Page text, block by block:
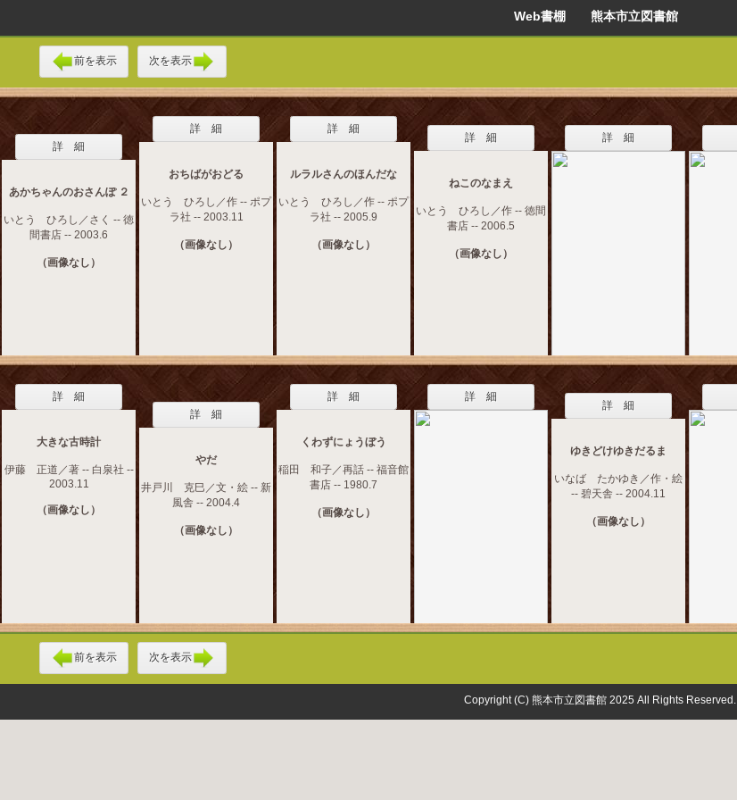
Web書棚 熊本市立図書館
前を表示 次を表示
詳 細
あかちゃんのおさんぽ ２
いとう ひろし／さく -- 徳
間書店 -- 2003.6
（画像なし）
詳 細
おちばがおどる
いとう ひろし／作 -- ポプ
ラ社 -- 2003.11
（画像なし）
詳 細
ルラルさんのほんだな
いとう ひろし／作 -- ポプ
ラ社 -- 2005.9
（画像なし）
詳 細
ねこのなまえ
いとう ひろし／作 -- 徳間
書店 -- 2006.5
（画像なし）
詳 細
詳 細
大きな古時計
伊藤 正道／著 -- 白泉社 --
2003.11
（画像なし）
詳 細
やだ
井戸川 克巳／文・絵 -- 新
風舎 -- 2004.4
（画像なし）
詳 細
くわずにょうぼう
稲田 和子／再話 -- 福音館
書店 -- 1980.7
（画像なし）
詳 細
詳 細
ゆきどけゆきだるま
いなば たかゆき／作・絵
-- 碧天舎 -- 2004.11
（画像なし）
前を表示 次を表示
Copyright (C) 熊本市立図書館 2025 All Rights Reserved.